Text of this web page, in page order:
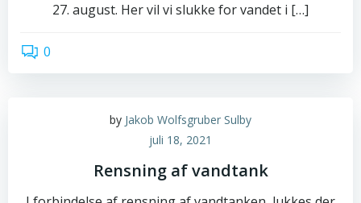
27. august. Her vil vi slukke for vandet i […]
0
by Jakob Wolfsgruber Sulby
juli 18, 2021
Rensning af vandtank